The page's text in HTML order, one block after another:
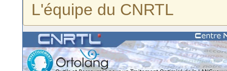
L'équipe du CNRTL